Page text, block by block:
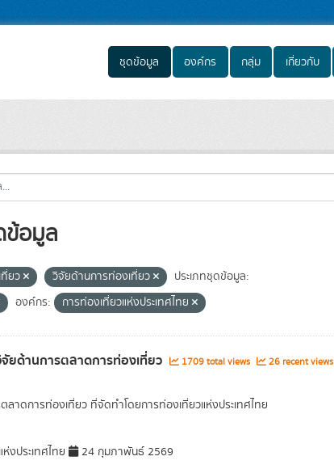
ชุดข้อมูล องค์กร กลุ่ม เกี่ยวกับ
อมูล
ยว วิจัยด้านการท่องเที่ยว
ประเภทชุดข้อมูล:
องค์กร: การท่องเที่ยวแห่งประเทศไทย
ยด้านการตลาดการท่องเที่ยว 1709 total views 26 recent views
ลาดการท่องเที่ยว ที่จัดทำโดยการท่องเที่ยวแห่งประเทศไทย
งประเทศไทย 24 กุมภาพันธ์ 2569